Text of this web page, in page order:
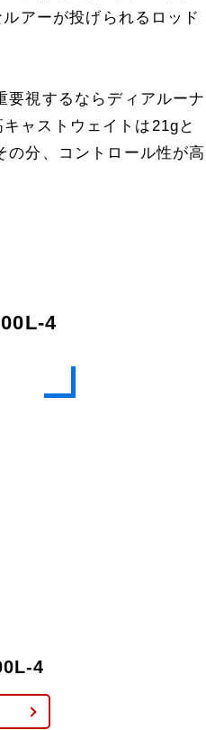
アーが投げられるロッド
要視するならディアルーナ
ャストウェイトは21gと
の分、コントロール性が高
4
4